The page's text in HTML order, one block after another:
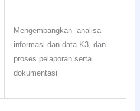
Mengembangkan analisa
informasi dan data K3, dan
proses pelaporan serta
dokumentasi